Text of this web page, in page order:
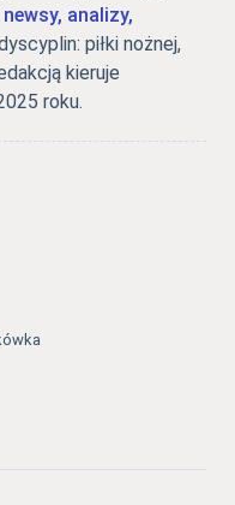
newsy, analizy,
piłki nożnej,
kieruje
roku.